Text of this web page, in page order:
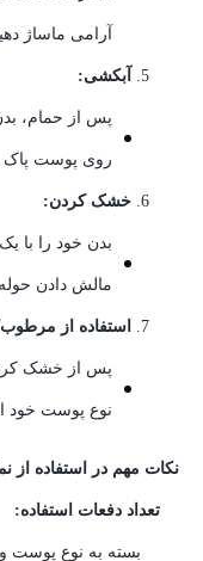
آرامی ماساژ
آبکشی:
پس از حمام،
روی پوست پاک
خشک کردن:
بدن خود را با
مالش دادن
استفاده از
پس از خشک
نوع پوست خود
نکات مهم در استفاده از
تعداد دفعات استفاده: